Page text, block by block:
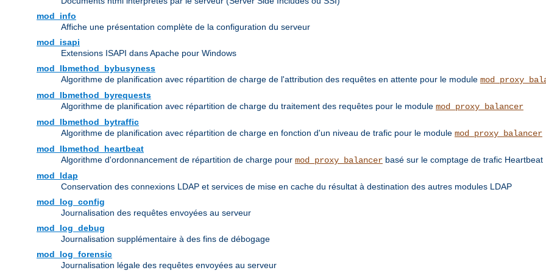
mod_info
Affiche une présentation complète de la configuration du serveur
mod_isapi
Extensions ISAPI dans Apache pour Windows
mod_lbmethod_bybusyness
Algorithme de planification avec répartition de charge de l'attribution des requêtes en attente pour le module
mod_lbmethod_byrequests
Algorithme de planification avec répartition de charge du traitement des requêtes pour le module mod_proxy_balancer
mod_lbmethod_bytraffic
Algorithme de planification avec répartition de charge en fonction d'un niveau de trafic pour le module mod_proxy_balancer
mod_lbmethod_heartbeat
Algorithme d'ordonnancement de répartition de charge pour mod_proxy_balancer basé sur le comptage de trafic Heartbeat
mod_ldap
Conservation des connexions LDAP et services de mise en cache du résultat à destination des autres modules LDAP
mod_log_config
Journalisation des requêtes envoyées au serveur
mod_log_debug
Journalisation supplémentaire à des fins de débogage
mod_log_forensic
Journalisation légale des requêtes envoyées au serveur